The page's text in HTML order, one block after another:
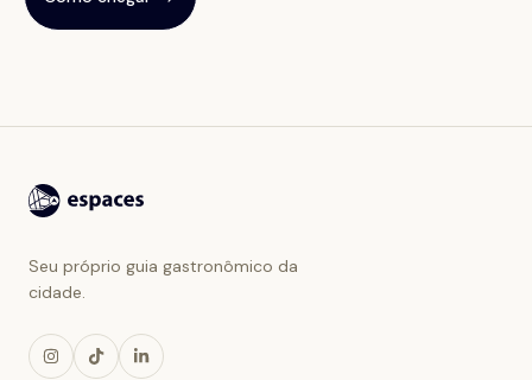
Seu próprio guia gastronômico da
cidade.